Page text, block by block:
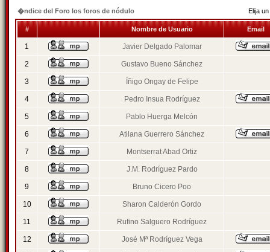
�ndice del Foro los foros de nódulo Elija
# Nombre de Usuario Email
1 Javier Delgado Palomar
2 Gustavo Bueno Sánchez
3 Íñigo Ongay de Felipe
4 Pedro Insua Rodríguez
5 Pablo Huerga Melcón
6 Atilana Guerrero Sánchez
7 Montserrat Abad Ortiz
8 J.M. Rodríguez Pardo
9 Bruno Cicero Poo
10 Sharon Calderón Gordo
11 Rufino Salguero Rodríguez
12 José Mª Rodríguez Vega